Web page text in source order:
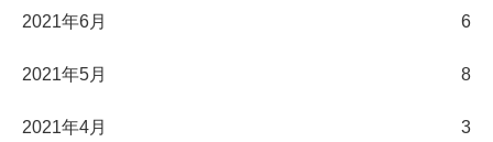
2021年6月 6
2021年5月 8
2021年4月 3